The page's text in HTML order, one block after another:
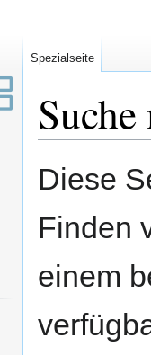
Navigation
Suche
Diese
Finden
einem
Spezialseite